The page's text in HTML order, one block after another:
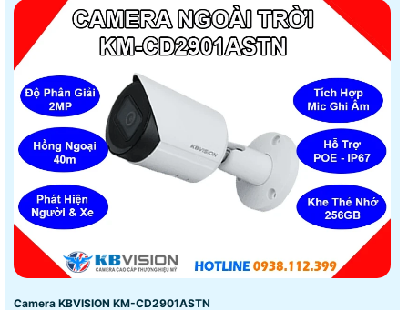
Camera KBVISION KM-CD2901ASTN